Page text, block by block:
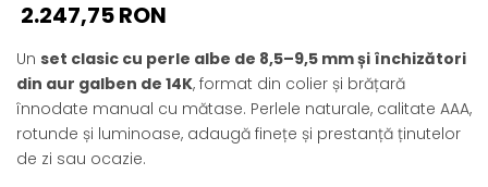
2.247,75 RON
Un set clasic cu perle albe de 8,5–9,5 mm și închizători
din aur galben de 14K, format din colier și brățară
înnodate manual cu mătase. Perlele naturale, calitate AAA,
rotunde și luminoase, adaugă finețe și prestanță ținutelor
de zi sau ocazie.